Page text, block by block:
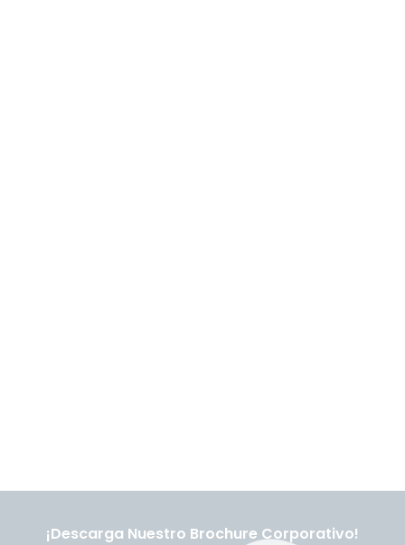
¡Descarga Nuestro Brochure Corporativo!